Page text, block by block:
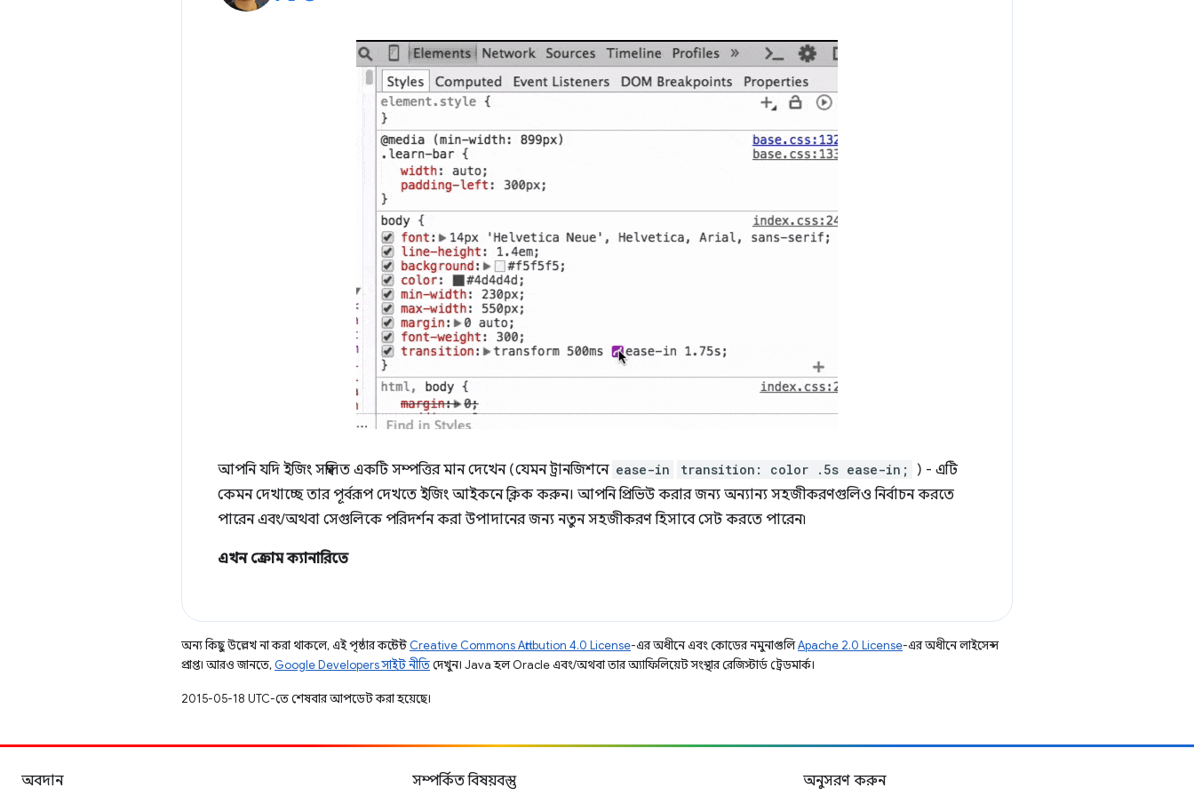
আপনি যদি ইজিং সম্বলিত একটি সম্পত্তির মান দেখেন (যেমন ট্রানজিশনে ease-in transition: color .5s ease-in;
) - এটি
কেমন দেখাচ্ছে তার পূর্বরূপ দেখতে ইজিং আইকনে ক্লিক করুন। আপনি প্রিভিউ করার জন্য অন্যান্য সহজীকরণগুলিও নির্বাচন করতে
পারেন এবং/অথবা সেগুলিকে পরিদর্শন করা উপাদানের জন্য নতুন সহজীকরণ হিসাবে সেট করতে পারেন৷
এখন ক্রোম ক্যানারিতে
অন্য কিছু উল্লেখ না করা থাকলে, এই পৃষ্ঠার কন্টেন্ট Creative Commons Attribution 4.0 License-এর অধীনে এবং কোডের নমুনাগুলিApache 2.0 License-এর অধীনে লাইসেন্স
প্রাপ্ত। আরও জানতে, Google Developers সাইট নীতিদেখুন। Java হল Oracle এবং/অথবা তার অ্যাফিলিয়েট সংস্থার রেজিস্টার্ড ট্রেডমার্ক।
2015-05-18 UTC-তে শেষবার আপডেট করা হয়েছে।
অবদান সম্পর্কিত বিষয়বস্তু অনুসরণ করুন